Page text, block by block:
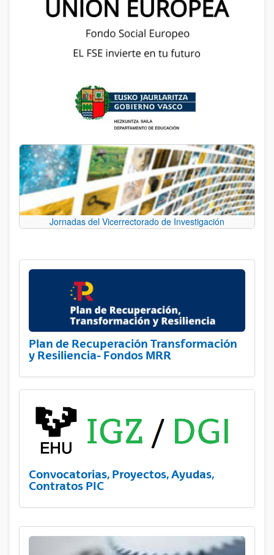
Jornadas del Vicerrectorado de Investigación
Plan de Recuperación Transformación
y Resiliencia- Fondos MRR
Convocatorias, Proyectos, Ayudas,
Contratos PIC